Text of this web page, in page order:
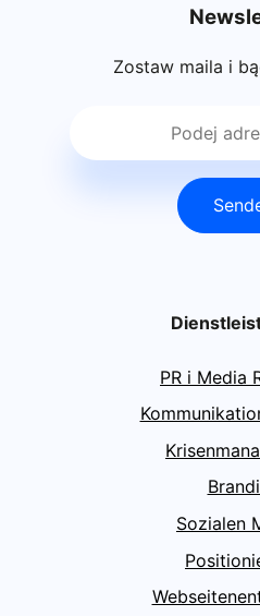
Zostaw maila i
PR i Media
Sozialen